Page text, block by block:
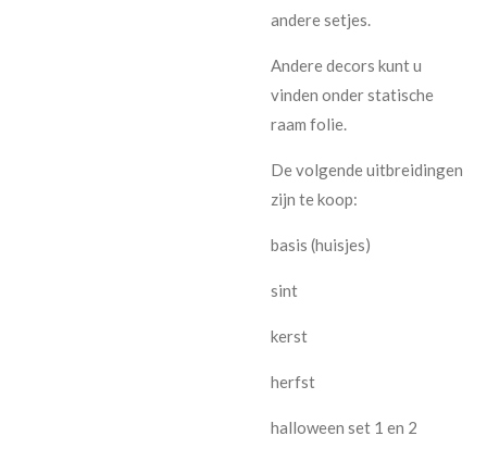
andere setjes.
Andere decors kunt u
vinden onder statische
raam folie.
De volgende uitbreidingen
zijn te koop:
basis (huisjes)
sint
kerst
herfst
halloween set 1 en 2